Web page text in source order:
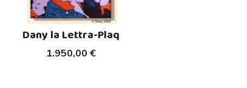
1.950,00 €
Dany la Lettra-Plaq